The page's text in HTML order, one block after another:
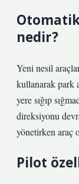
nedir?
Yeni nesil
kullanarak park
yere sığıp
direksiyonu
yönetirken araç
Pilot